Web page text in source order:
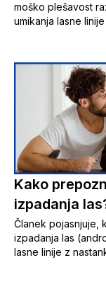
moško plešavost
umikanja lasne
Kako
izpadanja
Članek pojasnjuje,
izpadanja las
lasne linije z